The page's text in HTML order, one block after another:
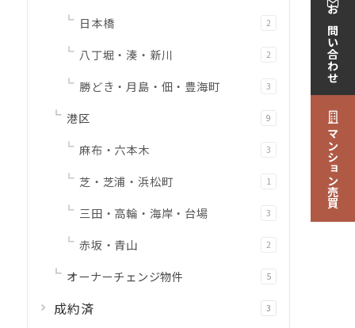
日本橋 2
八丁堀・湊・新川 2
勝どき・月島・佃・豊海町 3
港区 9
麻布・六本木 3
芝・芝浦・浜松町 1
三田・高輪・海岸・台場 3
赤坂・青山 2
オーナーチェンジ物件 5
成約済 3
お問い合わせ
マンション売買